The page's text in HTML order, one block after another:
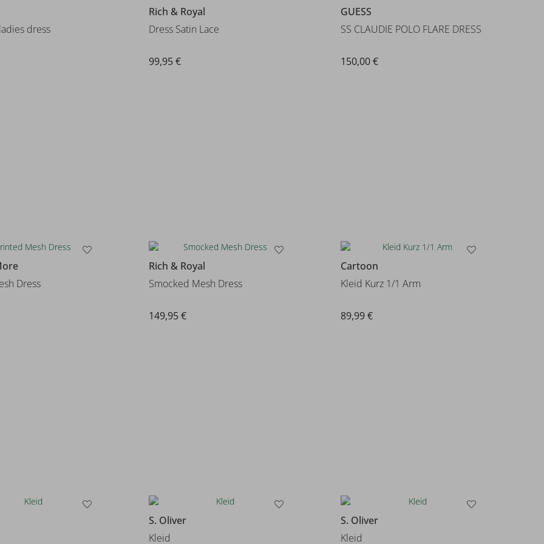
dress
Rich & Royal
Dress Satin Lace
99,95 €
GUESS
SS CLAUDIE POLO FLARE DRESS
150,00 €
Dress
Rich & Royal
Smocked Mesh Dress
149,95 €
Cartoon
Kleid Kurz 1/1 Arm
89,99 €
S. Oliver
Kleid
S. Oliver
Kleid